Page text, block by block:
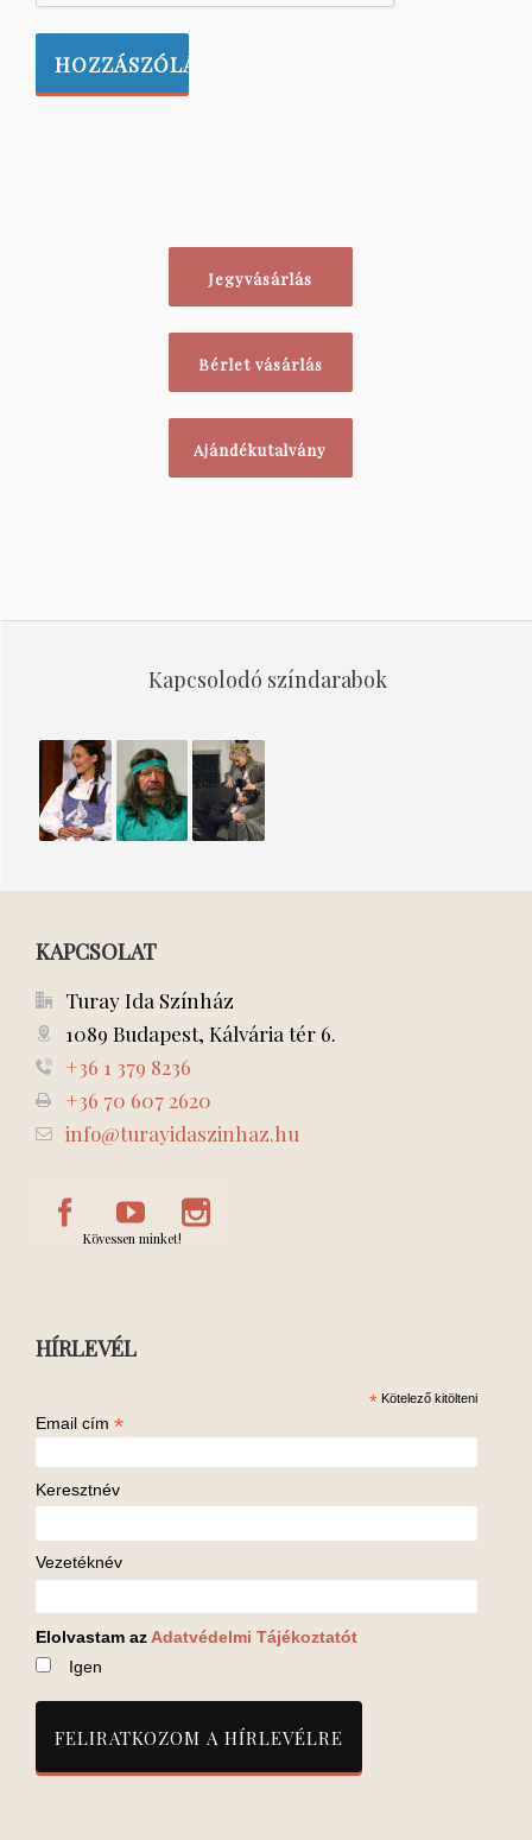
Jegyvásárlás
Bérlet vásárlás
Ajándékutalvány
Kapcsolodó színdarabok
Énekes
madár
Kakukkfészek
Nem
élhetek
muzsikaszó
KAPCSOLAT
Turay Ida Színház
1089 Budapest, Kálvária tér 6.
+36 1 379 8236
+36 70 607 2620
info@turayidaszinhaz.hu
Kövessen minket!
HÍRLEVÉL
* Kötelező kitölteni
Email cím *
Keresztnév
Vezetéknév
Elolvastam az Adatvédelmi Tájékoztatót
Igen